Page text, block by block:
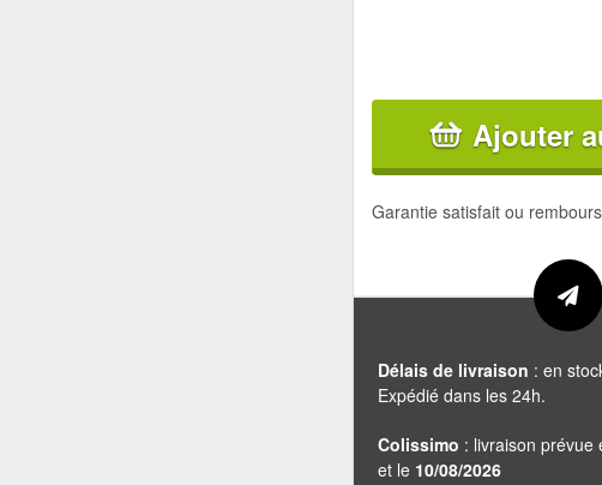
Ajouter
Garantie satisfait ou
Délais de livraison : en
Expédié dans les 24h.
Colissimo : livraison prévue
et le 10/08/2026